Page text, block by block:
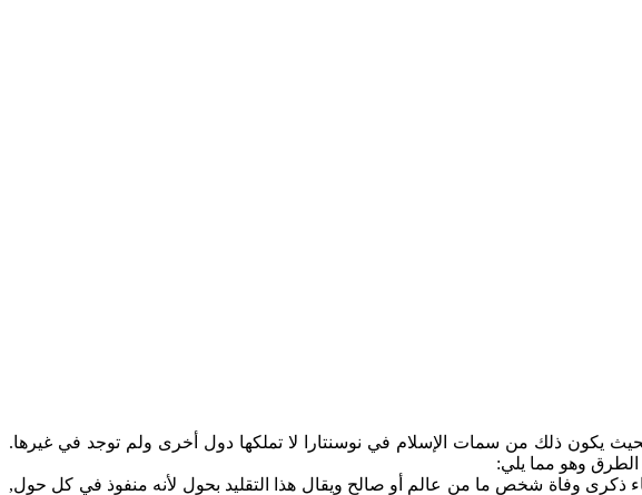
بحيث يكون ذلك من سمات الإسلام في نوسنتارا لا تملكها دول أخرى ولم توجد في غيرها.
الطرق وهو مما يلي:
ذكرى وفاة شخص ما من عالم أو صالح ويقال هذا التقليد بحول لأنه منفوذ في كل حول,